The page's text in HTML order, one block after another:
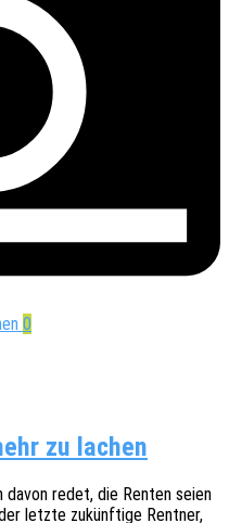
0
zu lachen
davon redet, die Renten seien
letzte zukünf­ti­ge Rent­ner,